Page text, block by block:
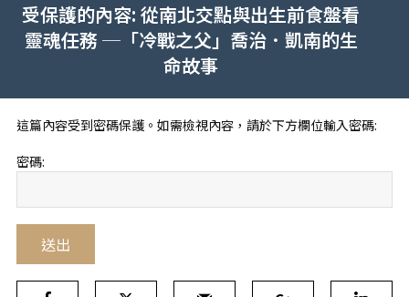
受保護的內容: 從南北交點與出生前食盤看
靈魂任務 ─「冷戰之父」喬治．凱南的生
命故事
這篇內容受到密碼保護。如需檢視內容，請於下方欄位輸入密碼:
密碼: